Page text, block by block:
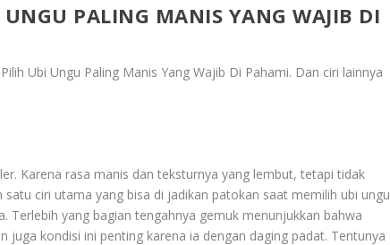
PALING MANIS YANG WAJIB DI
Ubi Ungu Paling Manis Yang Wajib Di Pahami. Dan ciri lainnya
Karena rasa manis dan teksturnya yang lembut, tetapi tidak
ciri utama yang bisa di jadikan patokan saat memilih ubi ungu
Terlebih yang bagian tengahnya gemuk menunjukkan bahwa
juga kondisi ini penting karena ia dengan daging padat. Tentunya